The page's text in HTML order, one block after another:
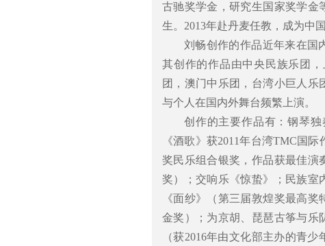
古驰奖学金，研究生国家奖学金
生。2013年赴丹麦任教，成为中
刘畅创作的作品近年来在国
其创作的作品由中央民族乐团
团，澳门中乐团，台湾小巨人乐
与个人在国内外舞台频繁上演。
创作的主要作品有：钢琴
《酒歌》获2011年台湾TMC国
奖民乐组合银奖，作品获最佳演
奖）；交响乐《惊蛰》；民族室
《面纱》（第三届敦煌奖最高
金奖）；为京胡、琵琶古筝与乐
（获2016年由文化部主办的青